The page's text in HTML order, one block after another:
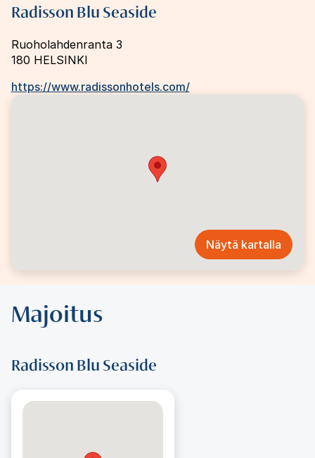
Näytä kartalla
Radisson Blu Seaside
Ruoholahdenranta 3
180 HELSINKI
https://www.radissonhotels.com/
Majoitus
Radisson Blu Seaside